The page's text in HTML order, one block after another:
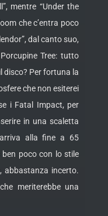
mentre “Under the
che c’entra poco
dal canto suo,
Tree: tutto
disco? Per fortuna la
che non esiterei
i Fatal Impact, per
in una scaletta
alla fine a 65
ben poco con lo stile
abbastanza incerto.
meriterebbe una